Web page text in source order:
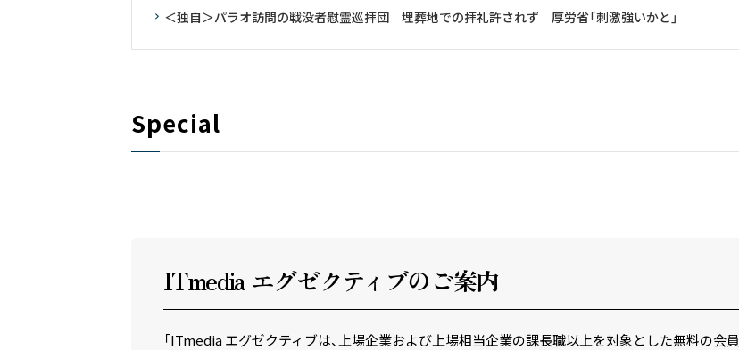
＜独自＞パラオ訪問の戦没者慰霊巡拝団 埋葬地での拝礼許されず 厚労省「刺激強いかと」
Special
ITmedia エグゼクティ ブのご案内
「ITmedia エグゼクティブは、上場企業および上場相当企業の課長職以上を対象とした無料の会員